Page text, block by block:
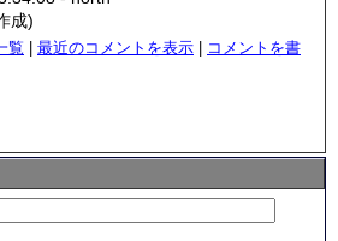
成)
覧 最近のコメントを表示
コメントを書